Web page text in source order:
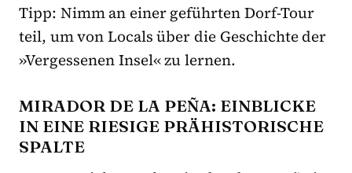
Tipp: Nimm an einer geführten Dorf-Tour
teil, um von Locals über die Geschichte der
»Vergessenen Insel« zu lernen.
MIRADOR DE LA PEÑA: EINBLICKE
IN EINE RIESIGE PRÄHISTORISCHE
SPALTE